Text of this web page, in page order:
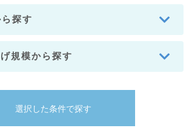
探す
規模から探す